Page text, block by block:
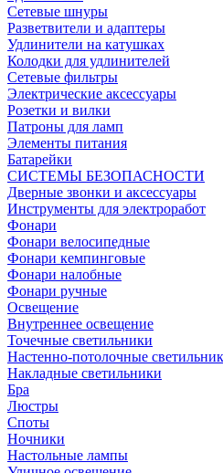
Сетевые шнуры
Разветвители и адаптеры
Удлинители на катушках
Колодки для удлинителей
Сетевые фильтры
Электрические аксессуары
Розетки и вилки
Патроны для ламп
Элементы питания
Батарейки
СИСТЕМЫ БЕЗОПАСНОСТИ
Дверные звонки и аксессуары
Инструменты для электроработ
Фонари
Фонари велосипедные
Фонари кемпинговые
Фонари налобные
Фонари ручные
Освещение
Внутреннее освещение
Точечные светильники
Настенно-потолочные
Накладные светильники
Бра
Люстры
Споты
Ночники
Настольные лампы